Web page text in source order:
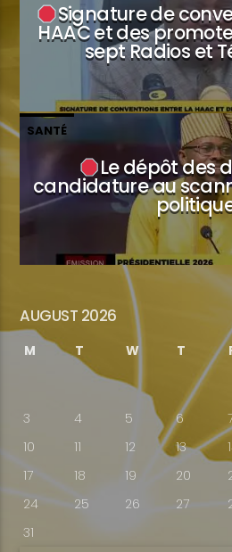
Signature de
HAAC et des
sept Radios et
SANTÉ
Le dépôt des
candidature au
AUGUST 2026
M T W T
3
4 5 6
10
11 12 13
17
18 19 20
24
25 26 27
31